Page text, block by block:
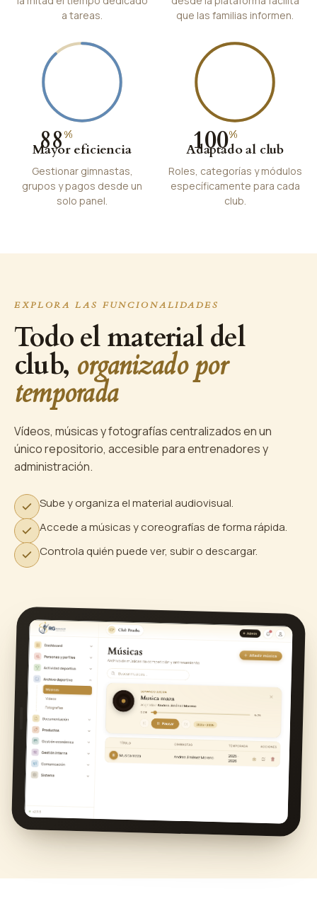
a tareas.
que las familias informen.
88%
Mayor eficiencia
Gestionar gimnastas,
grupos y pagos desde un
solo panel.
100%
Adaptado al club
Roles, categorías y módulos
específicamente para cada
club.
EXPLORA LAS FUNCIONALIDADES
Todo el material del
club, organizado por
temporada
Vídeos, músicas y fotografías centralizados en un
único repositorio, accesible para entrenadores y
administración.
Sube y organiza el material audiovisual.
Accede a músicas y coreografías de forma rápida.
Controla quién puede ver, subir o descargar.